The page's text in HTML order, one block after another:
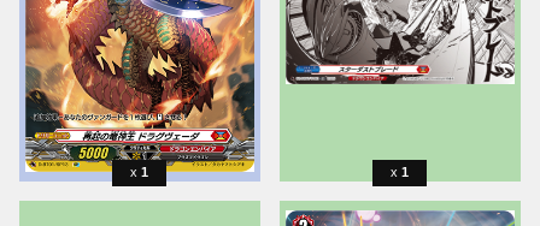
1 1